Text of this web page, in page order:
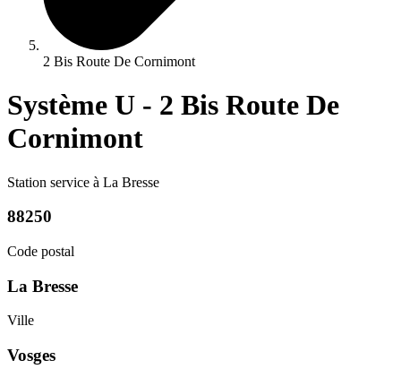
2 Bis Route De Cornimont
Système U - 2 Bis Route De
Cornimont
Station service à La Bresse
88250
Code postal
La Bresse
Ville
Vosges